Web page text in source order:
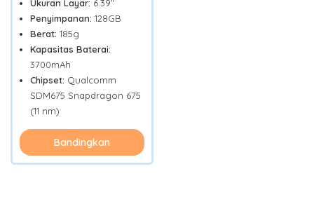
Ukuran Layar: 6.39"
Penyimpanan: 128GB
Berat: 185g
Kapasitas Baterai:
3700mAh
Chipset: Qualcomm
SDM675 Snapdragon 675
(11 nm)
Bandingkan